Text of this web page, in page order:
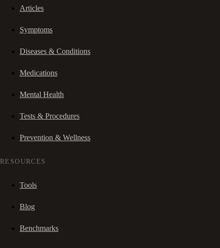
Articles
Symptoms
Diseases & Conditions
Medications
Mental Health
Tests & Procedures
Prevention & Wellness
RESOURCES
Tools
Blog
Benchmarks